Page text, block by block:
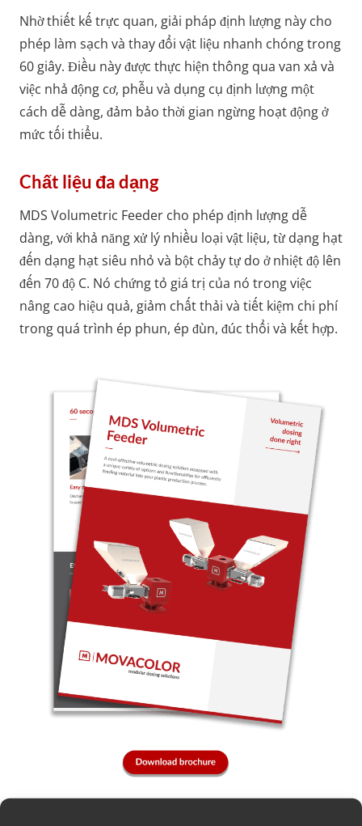
Nhờ thiết kế trực quan, giải pháp định lượng này cho
phép làm sạch và thay đổi vật liệu nhanh chóng trong
60 giây. Điều này được thực hiện thông qua van xả và
việc nhả động cơ, phễu và dụng cụ định lượng một
cách dễ dàng, đảm bảo thời gian ngừng hoạt động ở
mức tối thiểu.
Chất liệu đa dạng
MDS Volumetric Feeder cho phép định lượng dễ
dàng, với khả năng xử lý nhiều loại vật liệu, từ dạng hạt
đến dạng hạt siêu nhỏ và bột chảy tự do ở nhiệt độ lên
đến 70 độ C. Nó chứng tỏ giá trị của nó trong việc
nâng cao hiệu quả, giảm chất thải và tiết kiệm chi phí
trong quá trình ép phun, ép đùn, đúc thổi và kết hợp.